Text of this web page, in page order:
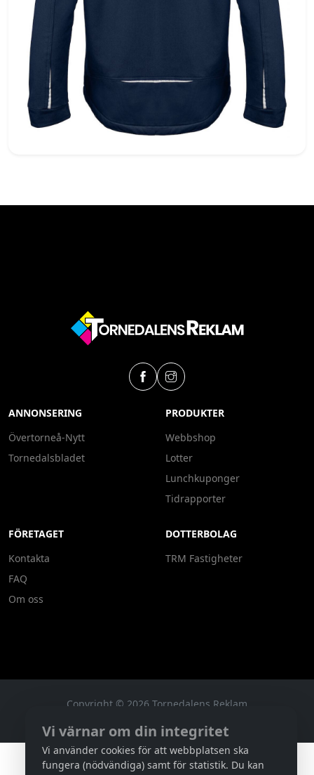
ANNONSERING
Övertorneå-Nytt
Tornedalsbladet
PRODUKTER
Webbshop
Lotter
Lunchkuponger
Tidrapporter
FÖRETAGET
Kontakta
FAQ
Om oss
DOTTERBOLAG
TRM Fastigheter
Copyright © 2026 Tornedalens Reklam
Vi värnar om din integritet
Vi använder cookies för att webbplatsen ska
fungera (nödvändiga) samt för statistik. Du kan